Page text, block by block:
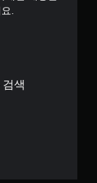
.
색